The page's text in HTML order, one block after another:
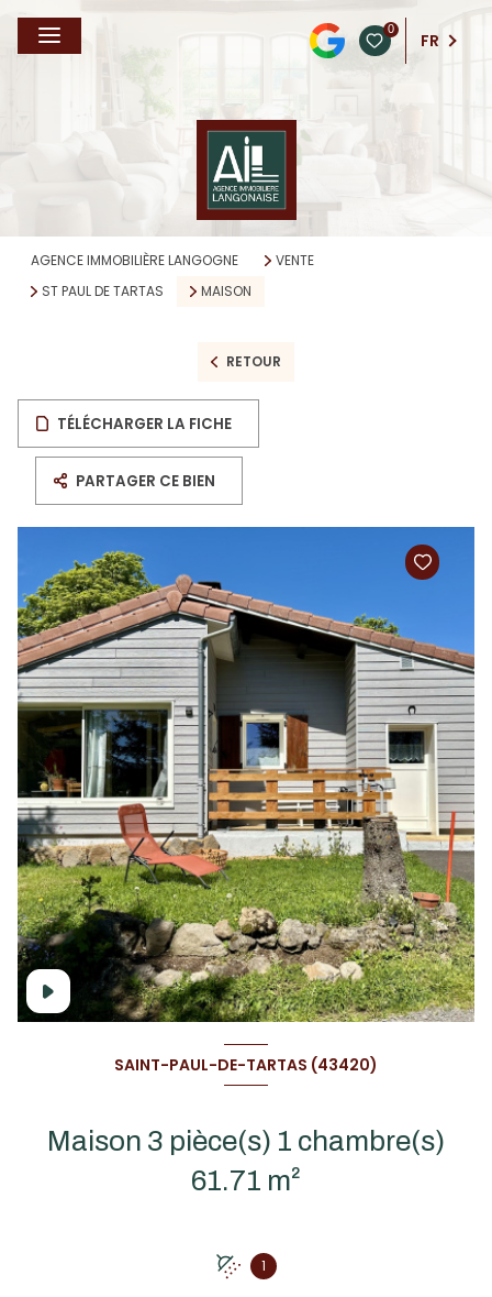
0
FR
AGENCE IMMOBILIÈRE LANGOGNE
VENTE
ST PAUL DE TARTAS
MAISON
RETOUR
TÉLÉCHARGER LA FICHE
PARTAGER CE BIEN
SAINT-PAUL-DE-TARTAS (43420)
Maison 3 pièce(s) 1 chambre(s)
61.71 m²
1